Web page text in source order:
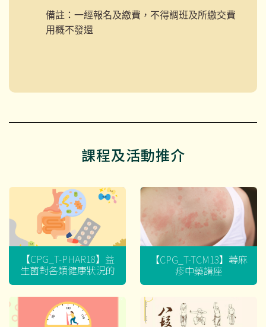
備註：一經報名及繳費，不得調班及所繳交費
用概不發還
課程及活動推介
【CPG_T-PHAR18】益
生菌對各類健康狀況的
迷思
【CPG_T-TCM13】蕁麻
疹中藥講座